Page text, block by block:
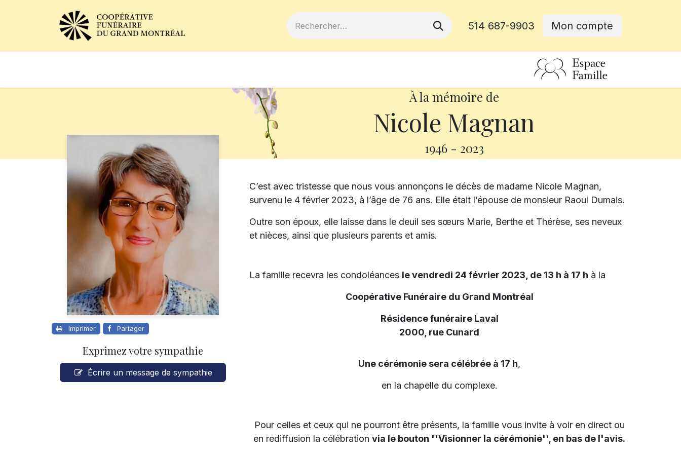
514 687-9903 Mon compte
À la mémoire de
Nicole Magnan
1946 - 2023
Imprimer Partager
Exprimez votre sympathie
Écrire un message de sympathie
C’est avec tristesse que nous vous annonçons le décès de madame Nicole Magnan,
survenu le 4 février 2023, à l’âge de 76 ans. Elle était l’épouse de monsieur Raoul Dumais.
Outre son époux, elle laisse dans le deuil ses sœurs Marie, Berthe et Thérèse, ses neveux
et nièces, ainsi que plusieurs parents et amis.
La famille recevra les condoléances le vendredi 24 février 2023, de 13 h à 17 h à la
Coopérative Funéraire du Grand Montréal
Résidence funéraire Laval
2000, rue Cunard
Une cérémonie sera célébrée à 17 h,
en la chapelle du complexe.
Pour celles et ceux qui ne pourront être présents, la famille vous invite à voir en direct ou
en rediffusion la célébration via le bouton ''Visionner la cérémonie'', en bas de l'avis.